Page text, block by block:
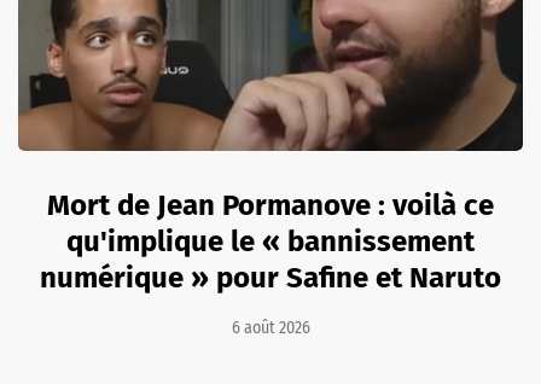
Mort de Jean Pormanove : voilà ce
qu'implique le « bannissement
numérique » pour Safine et Naruto
6 août 2026